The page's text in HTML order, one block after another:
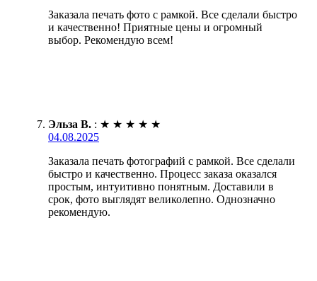
Заказала печать фото с рамкой. Все сделали быстро
и качественно! Приятные цены и огромный
выбор. Рекомендую всем!
Эльза В. : ★ ★ ★ ★ ★
04.08.2025
Заказала печать фотографий с рамкой. Все сделали
быстро и качественно. Процесс заказа оказался
простым, интуитивно понятным. Доставили в
срок, фото выглядят великолепно. Однозначно
рекомендую.